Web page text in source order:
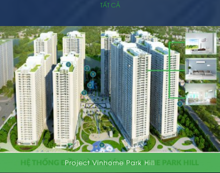
TẤT CẢ
Project Vinhome Park Hill